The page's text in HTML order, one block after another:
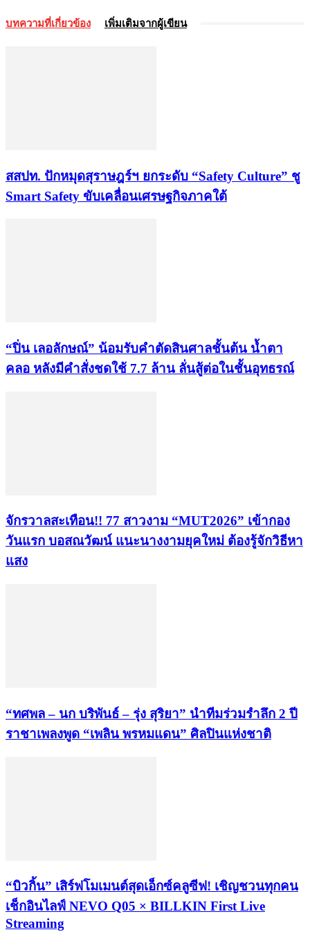
บทความที่เกี่ยวข้อง เพิ่มเติมจากผู้เขียน
สสปท. ปักหมุดสุราษฎร์ฯ ยกระดับ “Safety Culture” ชู
Smart Safety ขับเคลื่อนเศรษฐกิจภาคใต้
“ปิ่น เลอลักษณ์” น้อมรับคำตัดสินศาลชั้นต้น น้ำตา
คลอ หลังมีคำสั่งชดใช้ 7.7 ล้าน ลั่นสู้ต่อในชั้นอุทธรณ์
จักรวาลสะเทือน!! 77 สาวงาม “MUT2026” เข้ากอง
วันแรก บอสณวัฒน์ แนะนางงามยุคใหม่ ต้องรู้จักวิธีหา
แสง
“ทศพล – นก บริพันธ์ – รุ่ง สุริยา” นำทีมร่วมรำลึก 2 ปี
ราชาเพลงพูด “เพลิน พรหมแดน” ศิลปินแห่งชาติ
“บิวกิ้น” เสิร์ฟโมเมนต์สุดเอ็กซ์คลูซีฟ! เชิญชวนทุกคน
เช็กอินไลฟ์ NEVO Q05 × BILLKIN First Live
Streaming